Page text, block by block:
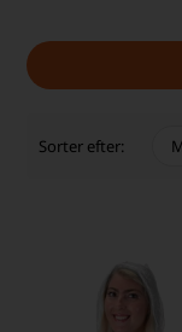
Sorter efter: